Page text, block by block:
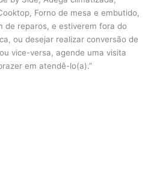
Forno de mesa e embutido,
de reparos, e estiverem fora do
ou desejar realizar conversão de
vice-versa, agende uma visita
em atendê-lo(a).”